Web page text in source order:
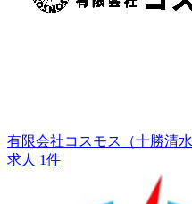
有限会社コスモス（十勝清
求人 1件